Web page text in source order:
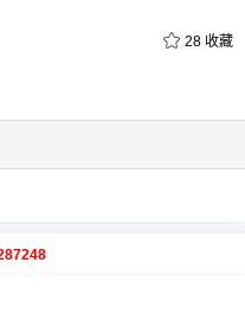
28 收藏